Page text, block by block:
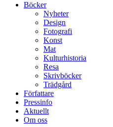
Böcker
Nyheter
Design
Fotografi
Konst
Mat
Kulturhistoria
Resa
Skrivböcker
Trädgård
Författare
Pressinfo
Aktuellt
Om oss